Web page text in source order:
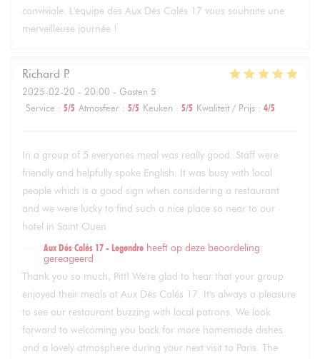
conviviale. L'équipe des Aux Dés Calés 17 vous souhaite une
merveilleuse journée !
Richard P
2025-02-20 - 20:00 - Gasten 5
Service : 5/5 Atmosfeer : 5/5 Keuken : 5/5 Kwaliteit / Prijs : 4/5
In a group of 5 everyones meal was really good. Staff were
friendly and helpfully spoke English. It was busy with local
people which is a good sign when considering a restaurant
and we were lucky to find such a nice place so near to our
hotel in Saint Ouen
Aux Dés Calés 17 - Legendre heeft op deze beoordeling
gereageerd
Thank you so much, Pitt! We're glad to hear that your group
enjoyed their meals at Aux Dés Calés 17. It's always a pleasure
to see our restaurant buzzing with local patrons. We look
forward to welcoming you back for more homemade dishes
and a lovely atmosphere during your next visit to Paris. The